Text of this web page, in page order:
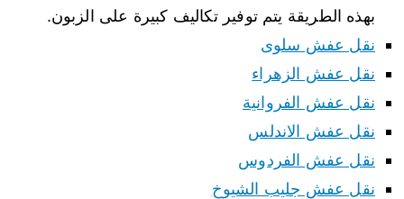
بهذه الطريقة يتم توفير تكاليف كبيرة على الزبون.
نقل عفش سلوى
نقل عفش الزهراء
نقل عفش الفروانية
نقل عفش الاندلس
نقل عفش الفردوس
نقل عفش جليب الشيوخ